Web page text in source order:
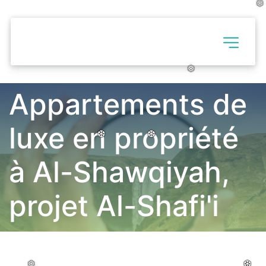
Appartements de
luxe en propriété
à Al-Shawqiyah,
projet Al-Shafi'i
❆
❆ ❆
❆ ❆
❆